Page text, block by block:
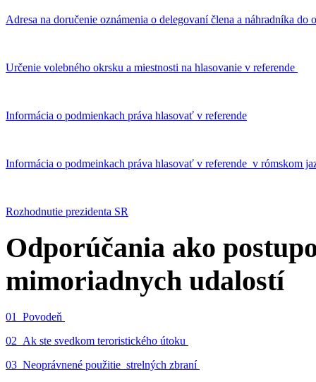
Adresa na doručenie oznámenia o delegovaní člena a náhradníka
Určenie volebného okrsku a miestnosti na hlasovanie v referende
Informácia o podmienkach práva hlasovať v referende
Informácia o podmeinkach práva hlasovať v referende v rómskom
Rozhodnutie prezidenta SR
Odporúčania ako
mimoriadnych udalostí
01_Povodeň
02_Ak ste svedkom teroristického útoku
03_Neoprávnené použitie strelných zbraní